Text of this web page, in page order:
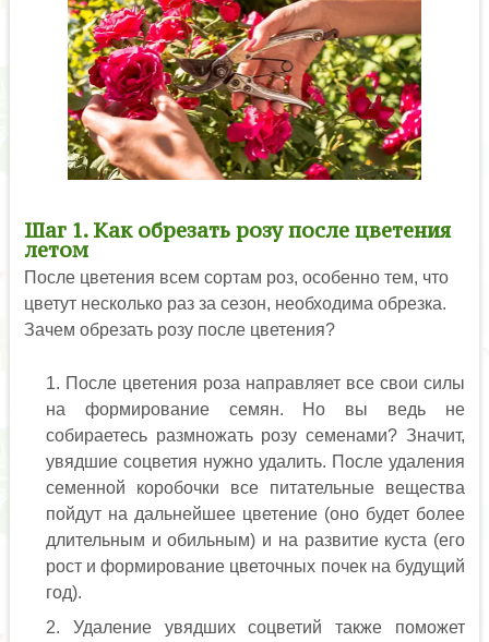
Шаг 1. Как обрезать розу после цветения
летом
После цветения всем сортам роз, особенно тем, что
цветут несколько раз за сезон, необходима обрезка.
Зачем обрезать розу после цветения?
После цветения роза направляет все свои силы
на формирование семян. Но вы ведь не
собираетесь размножать розу семенами? Значит,
увядшие соцветия нужно удалить. После удаления
семенной коробочки все питательные вещества
пойдут на дальнейшее цветение (оно будет более
длительным и обильным) и на развитие куста (его
рост и формирование цветочных почек на будущий
год).
Удаление увядших соцветий также поможет